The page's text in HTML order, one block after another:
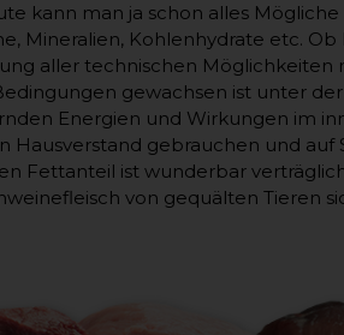
kann man ja schon alles Mögliche
Mineralien, Kohlenhydrate etc. Ob
aller technischen Möglichkeiten
gewachsen ist unter der
Energien und Wirkungen im
gebrauchen und auf
Fettanteil ist wunderbar
von gequälten Tieren